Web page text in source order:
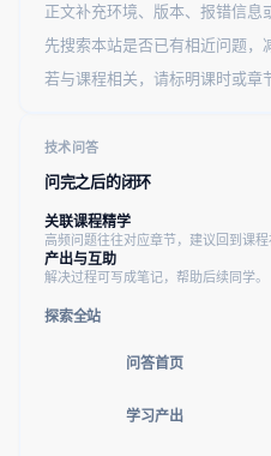
正文补充环境、版本、报错信息
先搜索本站是否已有相近问题，
若与课程相关，请标明课时或章
技术问答
问完之后的闭环
关联课程精学
高频问题往往对应章节，建议回到课程
产出与互助
解决过程可写成笔记，帮助后续同学。
探索全站
问答首页
学习产出